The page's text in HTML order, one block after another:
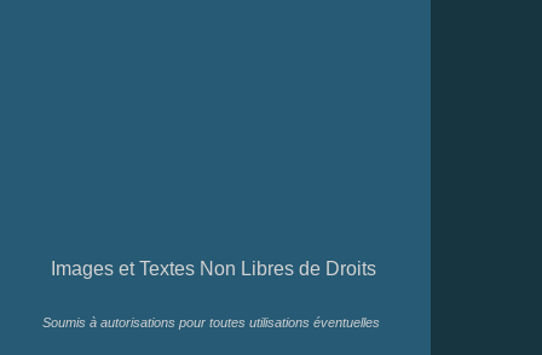
Images et Textes Non Libres de Droits
Soumis à autorisations pour toutes utilisations éventuelles